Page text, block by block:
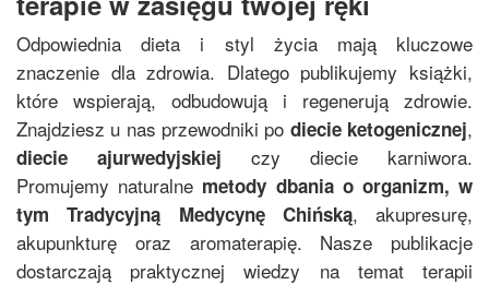
Odpowiednia dieta i styl życia mają kluczowe
znaczenie dla zdrowia. Dlatego publikujemy książki,
które wspierają, odbudowują i regenerują zdrowie.
Znajdziesz u nas przewodniki po diecie ketogenicznej,
diecie ajurwedyjskiej czy diecie karniwora.
Promujemy naturalne metody dbania o organizm, w
tymTradycyjną Medycynę Chińską, akupresurę,
akupunkturę oraz aromaterapię. Nasze publikacje
dostarczają praktycznej wiedzy na temat terapii